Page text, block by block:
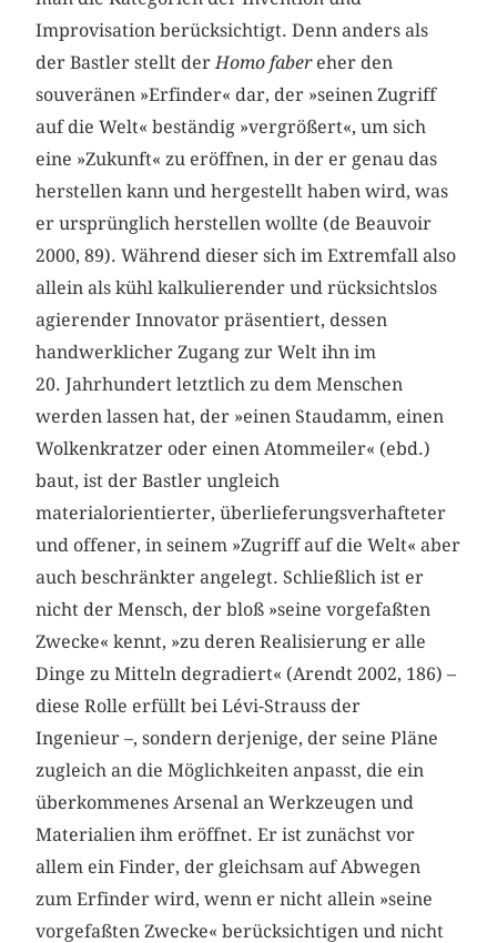
Improvisation berücksichtigt. Denn anders als
der Bastler stellt der Homo fabereher den
souveränen »Erfinder« dar, der »seinen Zugriff
auf die Welt« beständig »vergrößert«, um sich
eine »Zukunft« zu eröffnen, in der er genau das
herstellen kann und hergestellt haben wird, was
er ursprünglich herstellen wollte (de Beauvoir
2000, 89). Während dieser sich im Extremfall also
allein als kühl kalkulierender und rücksichtslos
agierender Innovator präsentiert, dessen
handwerklicher Zugang zur Welt ihn im
20. Jahrhundert letztlich zu dem Menschen
werden lassen hat, der »einen Staudamm, einen
Wolkenkratzer oder einen Atommeiler« (ebd.)
baut, ist der Bastler ungleich
materialorientierter, überlieferungsverhafteter
und offener, in seinem »Zugriff auf die Welt« aber
auch beschränkter angelegt. Schließlich ist er
nicht der Mensch, der bloß »seine vorgefaßten
Zwecke« kennt, »zu deren Realisierung er alle
Dinge zu Mitteln degradiert« (Arendt 2002, 186) –
diese Rolle erfüllt bei Lévi-Strauss der
Ingenieur –, sondern derjenige, der seine Pläne
zugleich an die Möglichkeiten anpasst, die ein
überkommenes Arsenal an Werkzeugen und
Materialien ihm eröffnet. Er ist zunächst vor
allem ein Finder, der gleichsam auf Abwegen
zum Erfinder wird, wenn er nicht allein »seine
vorgefaßten Zwecke« berücksichtigen und nicht